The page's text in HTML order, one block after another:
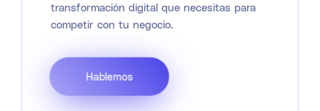
transformación digital que necesitas para
competir con tu negocio.
Hablemos